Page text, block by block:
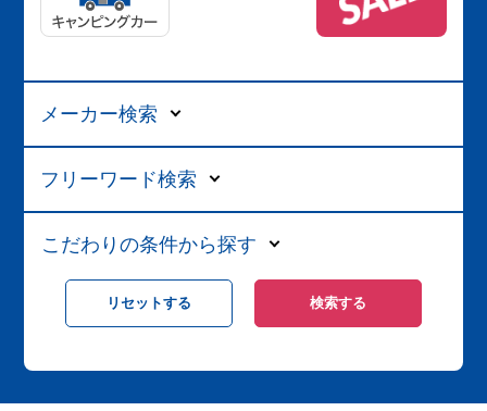
メーカー検索
フリーワード検索
こだわりの条件から探す